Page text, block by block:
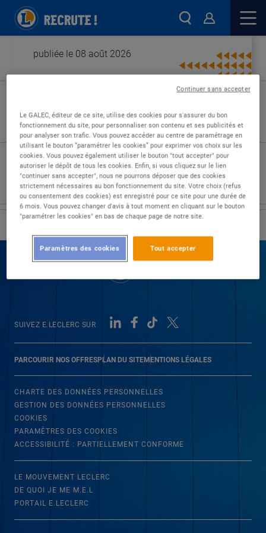
publiée le 08 août 2026
Type de contrat :
Expérience :
Études :
PARCOURIR NOS OFFRESPLAN DU SITEMENTIONS LÉGALES
SUIVEZ E.LECLERC SUR
CHARTE DES DONNÉES PERSONNELLES
GESTION DES DONNÉES PERSONNELLES
COOKIES
PARAMÈTRES DES COOKIES
ACCESSIBILITÉ : PARTIELLEMENT CONFORME
LE MOUVEMENT LECLERC
DE QUOI JE ME M.E.L
PORTAIL E.LECLERC
Le GALEC, éditeur de ce site, utilise des cookies pour s'assurer du bon
fonctionnement du site, pour personnaliser son contenu et ses publicités et
pour analyser son trafic. Vous pouvez accéder au centre de paramétrage en
utilisant le bouton “paramétrer les cookies” pour exprimer vos choix sur les
cookies. Vous pouvez également utiliser le bouton "tout accepter" pour
autoriser le dépôt de tous les cookies. Enfin, si vous cliquez sur le lien
"continuer sans accepter", nous ne pourrons déposer que des cookies
strictement nécessaires au bon fonctionnement du site. Votre choix (refus
ou consentement des cookies) est enregistré pour ce site pour une durée de
6 mois. Vous pouvez changer d'avis à tout moment en cliquant sur le bouton
"paramétrer les cookies" en bas de chaque page de notre site.
Tout accepter
Paramètres des cookies
Continuer sans accepter